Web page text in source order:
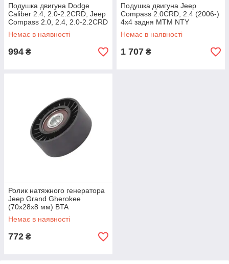
Подушка двигуна Dodge
Caliber 2.4, 2.0-2.2CRD, Jeep
Compass 2.0, 2.4, 2.0-2.2CRD
(2006-) задня MTM NTY
Немає в наявності
994 ₴
Подушка двигуна Jeep
Compass 2.0CRD, 2.4 (2006-)
4х4 задня MTM NTY
Немає в наявності
1 707 ₴
Ролик натяжного генератора
Jeep Grand Gherokee
(70x28x8 мм) BTA
Немає в наявності
772 ₴